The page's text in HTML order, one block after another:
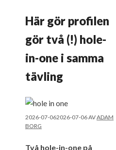
Här gör profilen
gör två (!) hole-
in-one i samma
tävling
2026-07-062026-07-06AVADAM
BORG
Två hole-in-one på